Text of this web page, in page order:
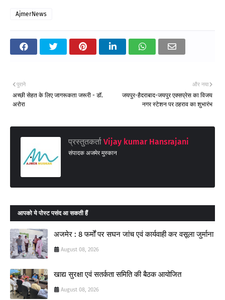
AjmerNews
और नया
जयपुर-हैदराबाद-जयपुर एक्सप्रेस का विजय
नगर स्टेशन पर ठहराव का शुभारंभ
पुराने
अच्छी सेहत के लिए जागरूकता जरूरी - डॉ.
अरोरा
प्रस्तुतकर्ता Vijay kumar Hansrajani
संपादक अजमेर मुस्कान
आपको ये पोस्ट पसंद आ सकती हैं
अजमेर : 8 फर्मों पर सघन जांच एवं कार्यवाही कर वसूला जुर्माना
August 08, 2026
खाद्य सुरक्षा एवं सतर्कता समिति की बैठक आयोजित
August 08, 2026